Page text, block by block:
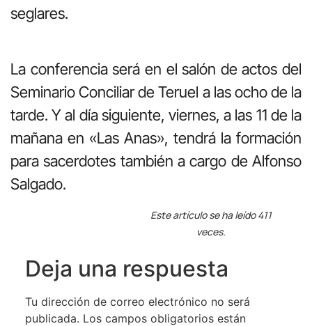
seglares.
La conferencia será en el salón de actos del
Seminario Conciliar de Teruel a las ocho de la
tarde. Y al día siguiente, viernes, a las 11 de la
mañana en «Las Anas», tendrá la formación
para sacerdotes también a cargo de Alfonso
Salgado.
Este artículo se ha leído 411
veces.
Deja una respuesta
Tu dirección de correo electrónico no será
publicada. Los campos obligatorios están